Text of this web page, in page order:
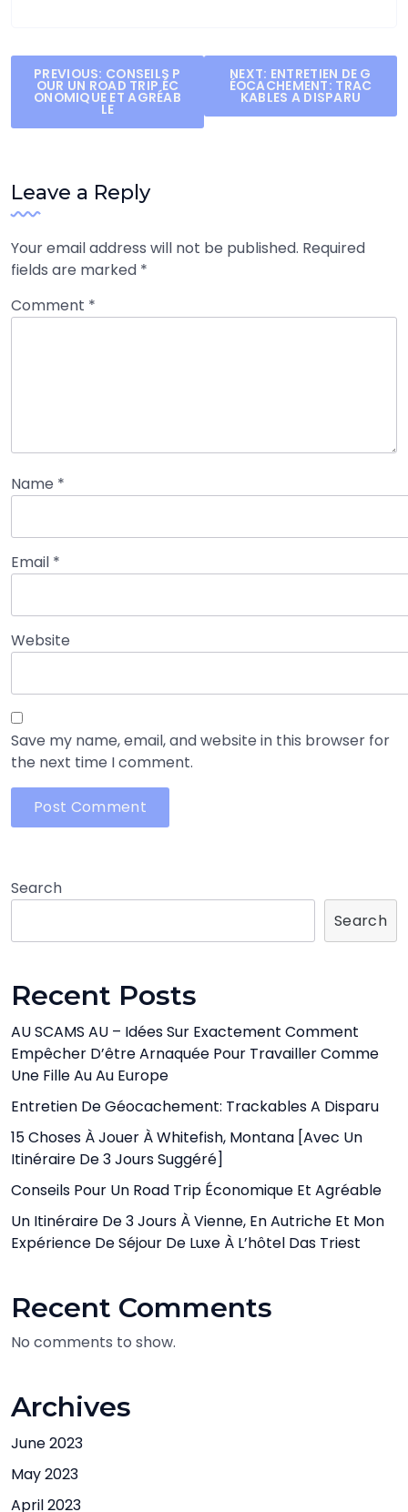
Post
navigation
PREVIOUS: CONSEILS P
OUR UN ROAD TRIP ÉC
ONOMIQUE ET AGRÉAB
LE
NEXT: ENTRETIEN DE G
ÉOCACHEMENT: TRAC
KABLES A DISPARU
Leave a Reply
Your email address will not be published. Required
fields are marked *
Comment *
Name *
Email *
Website
Save my name, email, and website in this browser for
the next time I comment.
Search
Search
Recent Posts
AU SCAMS AU – Idées Sur Exactement Comment
Empêcher D’être Arnaquée Pour Travailler Comme
Une Fille Au Au Europe
Entretien De Géocachement: Trackables A Disparu
15 Choses À Jouer À Whitefish, Montana [avec Un
Itinéraire De 3 Jours Suggéré]
Conseils Pour Un Road Trip Économique Et Agréable
Un Itinéraire De 3 Jours À Vienne, En Autriche Et Mon
Expérience De Séjour De Luxe À L’hôtel Das Triest
Recent Comments
No comments to show.
Archives
June 2023
May 2023
April 2023